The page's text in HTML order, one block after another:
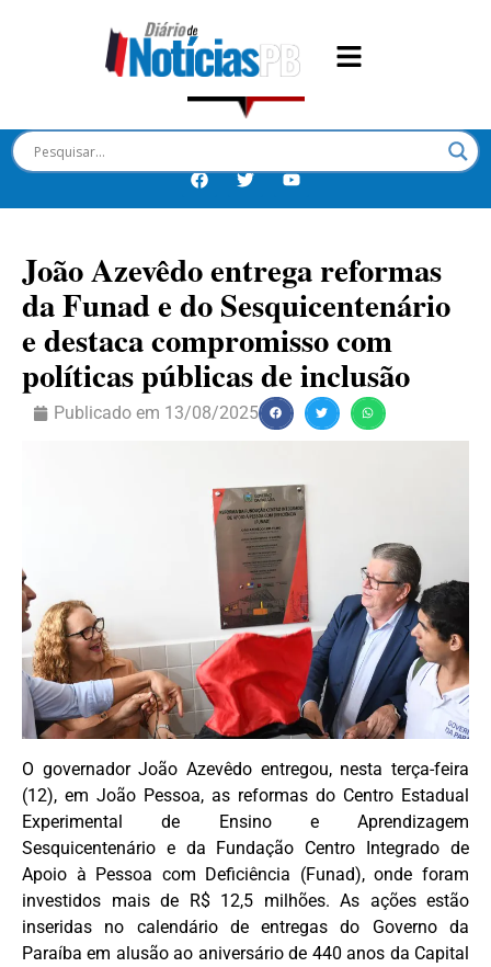
João Azevêdo entrega reformas
da Funad e do Sesquicentenário
e destaca compromisso com
políticas públicas de inclusão
Publicado em 13/08/2025
O governador João Azevêdo entregou, nesta terça-feira
(12), em João Pessoa, as reformas do Centro Estadual
Experimental de Ensino e Aprendizagem
Sesquicentenário e da Fundação Centro Integrado de
Apoio à Pessoa com Deficiência (Funad), onde foram
investidos mais de R$ 12,5 milhões. As ações estão
inseridas no calendário de entregas do Governo da
Paraíba em alusão ao aniversário de 440 anos da Capital